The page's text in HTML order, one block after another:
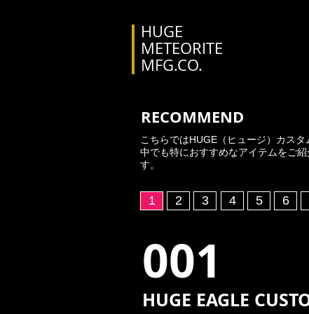
HUGE
METEORITE
MFG.CO.
RECOMMEND
こちらではHUGE（ヒュージ）カスタ
中でも特におすすめなアイテムをご紹
す。
1 2 3 4 5 6
​001
HUGE EAGLE